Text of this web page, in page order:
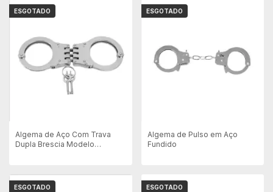
ESGOTADO
Algema de Aço Com Trava
Dupla Brescia Modelo
ESGOTADO
Algema de Pulso em Aço
Fundido
ESGOTADO ESGOTADO